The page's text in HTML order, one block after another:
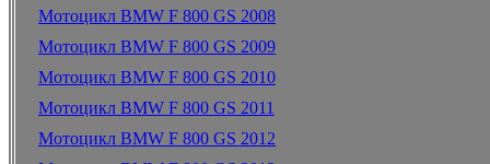
Мотоцикл BMW F 800 GS 2008
Мотоцикл BMW F 800 GS 2009
Мотоцикл BMW F 800 GS 2010
Мотоцикл BMW F 800 GS 2011
Мотоцикл BMW F 800 GS 2012